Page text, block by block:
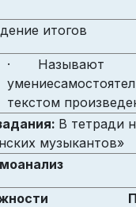
итогов
· Называют
текстом
В тетради
музыкантов»